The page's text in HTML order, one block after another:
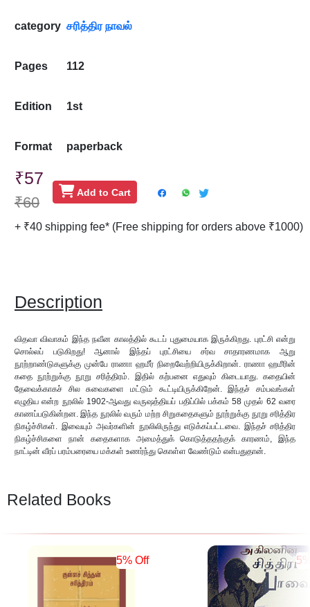
category சரித்திர நாவல்
Pages 112
Edition 1st
Format paperback
₹57
₹60
Add to Cart
+ ₹40 shipping fee* (Free shipping for orders above ₹1000)
Description
விதவா விவாகம் இந்த நவீன காலத்தில் கூடப் புதுமையாக இருக்கிறது. புரட்சி என்று
சொல்லப் படுகிறது! ஆனால் இந்தப் புரட்சியை சர்வ சாதாரணமாக ஆறு
நூற்றாண்டுகளுக்கு முன்பே ராணா ஹமீர் நிறைவேற்றியிருக்கிறான். ராணா ஹமீரின்
கதை நூற்றுக்கு நூறு சரித்திரம். இதில் கற்பனை எதுவும் கிடையாது. கதையின்
தேவைக்காகச் சில சுவைகளை மட்டும் கூட்டியிருக்கிறேன். இந்தச் சம்பவங்கள்
எழுதிய என்ற நூலில் 1902-ஆவது வருஷத்தியப் பதிப்பில் பக்கம் 58 முதல் 62 வரை
காணப்படுகின்றன. இந்த நூலில் வரும் மற்ற சிறுகதைகளும் நூற்றுக்கு நூறு சரித்திர
நிகழ்ச்சிகள். இவையும் அவர்களின் நூலிலிருந்து எடுக்கப்பட்டவை. இந்தச் சரித்திர
நிகழ்ச்சிகளை நான் கதைகளாக அமைத்துக் கொடுத்ததற்குக் காரணம், இந்த
நாட்டின் வீரப் பரம்பரையை மக்கள் உணர்ந்து கொள்ள வேண்டும் என்பதுதான்.
Related Books
5% Off